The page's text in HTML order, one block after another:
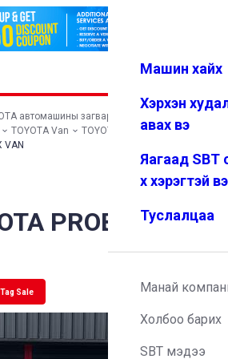
Дуртай Цэс
Машин хайх
Хэрхэн
авах вэ
Яагаад SBT
х хэрэгтэй
Туслалцаа
Манай
Холбоо барих
SBT мэдээ
автомашины загварууд
TOYOTA Van
TOYOTA PROBOX VAN
VAN
PROBOX VAN